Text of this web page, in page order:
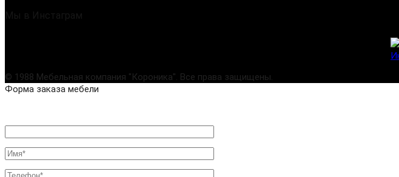
© 1988 Мебельная компания "Короника". Все права защищены.
Форма заказа мебели